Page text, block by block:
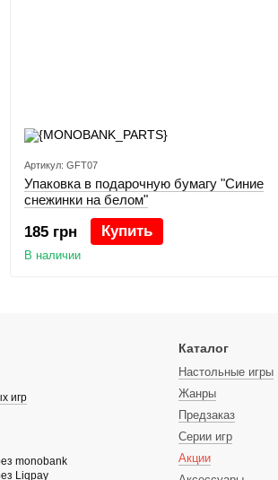
Артикул: GFT07
Упаковка в подарочную бумагу "Синие
снежинки на белом"
185 грн Купить
В наличии
игр
Каталог
Настольные игры
Жанры
Предзаказ
Серии игр
Акции